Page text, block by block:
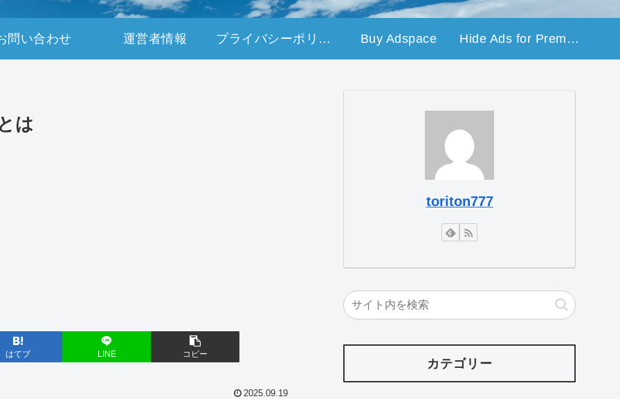
問い合わせ 運営者情報 プライバシーポリシー Buy Adspace Hide Ads for Premium Members
は
はてブ LINE コピー
2025.09.19
toriton777
カテゴリー